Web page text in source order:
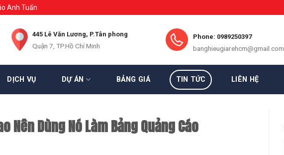
Anh Tuấn
445 Lê Văn Lương, P.Tân phong
Quận 7, TP.Hồ Chí Minh
Phone: 0989250397
banghieugiarehcm@gmail.com
DỊCH VỤ DỰ ÁN BẢNG GIÁ TIN TỨC LIÊN HỆ
Nên Dùng Nó Làm Bảng Quảng Cáo